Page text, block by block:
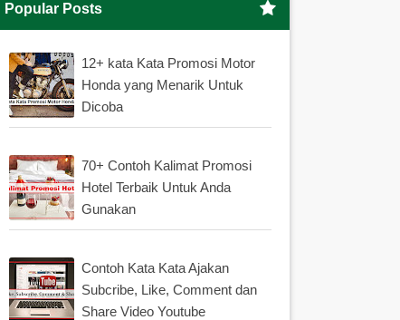
Popular Posts
12+ kata Kata Promosi Motor
Honda yang Menarik Untuk
Dicoba
70+ Contoh Kalimat Promosi
Hotel Terbaik Untuk Anda
Gunakan
Contoh Kata Kata Ajakan
Subcribe, Like, Comment dan
Share Video Youtube